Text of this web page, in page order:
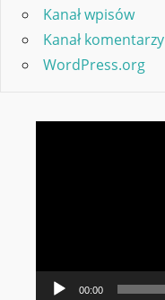
Kanał wpisów
Kanał komentarzy
WordPress.org
00:00